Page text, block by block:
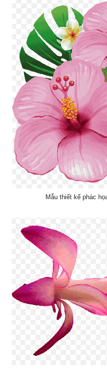
Mẫu thiết kế phác